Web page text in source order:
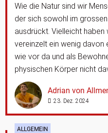
Wie die Natur sind wir
der sich sowohl im
ausdrückt. Vielleicht haben
vereinzelt ein wenig davon
wie vor da und als
physischen Körper nicht
Adrian von
23. Dez. 2024
ALLGEMEIN